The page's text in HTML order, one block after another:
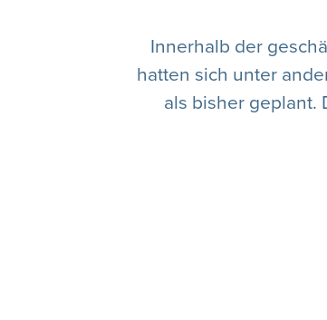
Innerhalb der
hatten sich unter
als bisher geplant.